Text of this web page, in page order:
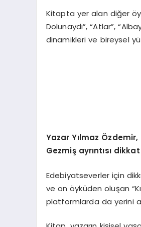
Kitapta yer alan diğer
Dolunaydı”, “Atlar”,
dinamikleri ve bireysel
Yazar Yılmaz
Gezmiş ayrıntısı
Edebiyatseverler için
ve on öyküden oluşan
platformlarda da yerini